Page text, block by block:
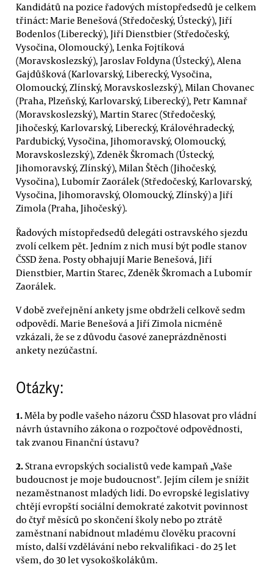
Kandidátů na pozice řadových místopředsedů je celkem
třináct: Marie Benešová (Středočeský, Ústecký), Jiří
Bodenlos (Liberecký), Jiří Dienstbier (Středočeský,
Vysočina, Olomoucký), Lenka Fojtíková
(Moravskoslezský), Jaroslav Foldyna (Ústecký), Alena
Gajdůšková (Karlovarský, Liberecký, Vysočina,
Olomoucký, Zlínský, Moravskoslezský), Milan Chovanec
(Praha, Plzeňský, Karlovarský, Liberecký), Petr Kamnař
(Moravskoslezský), Martin Starec (Středočeský,
Jihočeský, Karlovarský, Liberecký, Královéhradecký,
Pardubický, Vysočina, Jihomoravský, Olomoucký,
Moravskoslezský), Zdeněk Škromach (Ústecký,
Jihomoravský, Zlínský), Milan Štěch (Jihočeský,
Vysočina), Lubomír Zaorálek (Středočeský, Karlovarský,
Vysočina, Jihomoravský, Olomoucký, Zlínský) a Jiří
Zimola (Praha, Jihočeský).
Řadových místopředsedů delegáti ostravského sjezdu
zvolí celkem pět. Jedním z nich musí být podle stanov
ČSSD žena. Posty obhajují Marie Benešová, Jiří
Dienstbier, Martin Starec, Zdeněk Škromach a Lubomír
Zaorálek.
V době zveřejnění ankety jsme obdrželi celkově sedm
odpovědí. Marie Benešová a Jiří Zimola nicméně
vzkázali, že se z důvodu časové zaneprázdněnosti
ankety nezúčastní.
Otázky:
1. Měla by podle vašeho názoru ČSSD hlasovat pro vládní
návrh ústavního zákona o rozpočtové odpovědnosti,
tak zvanou Finanční ústavu?
2.Strana evropských socialistů vede kampaň „Vaše
budoucnost je moje budoucnost". Jejím cílem je snížit
nezaměstnanost mladých lidí. Do evropské legislativy
chtějí evropští sociální demokraté zakotvit povinnost
do čtyř měsíců po skončení školy nebo po ztrátě
zaměstnaní nabídnout mladému člověku pracovní
místo, další vzdělávání nebo rekvalifikaci - do 25 let
všem, do 30 let vysokoškolákům.